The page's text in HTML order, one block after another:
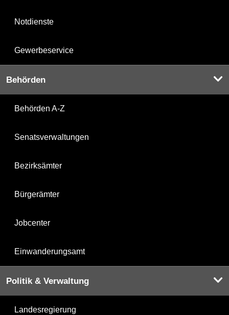
Notdienste
Gewerbeservice
Behörden
Behörden A-Z
Senatsverwaltungen
Bezirksämter
Bürgerämter
Jobcenter
Einwanderungsamt
Politik & Verwaltung
Landesregierung